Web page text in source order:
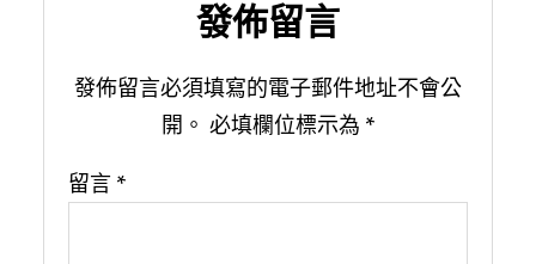
發佈留言
發佈留言必須填寫的電子郵件地址不會公
開。 必填欄位標示為 *
留言 *